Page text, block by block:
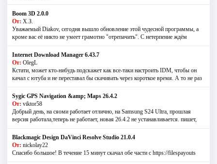
Boom 3D 2.0.0
От: Х.З.
Уважаемый Diakov, сегодня вышло обновление этой чудесной программы, а
кроме вас её никто не умеет грамотно "отрепачить". С нетерпение ждём
Internet Download Manager 6.43.7
От: OlegL
Кстати, может кто-нибудь подскажет как все-таки настроить IDM, чтобы он
качал с ютуба и не переставал бы скачивать через короткое время. А то не раз
Sygic GPS Navigation &amp; Maps 26.4.2
От: viktor58
Добрый день, на сяоми работает отлично, на Samsung S24 Ultra, прошлая
версия работала,теперь не работает, новая 26.4.2 не устанавливается. пишет,
Blackmagic Design DaVinci Resolve Studio 21.0.4
От: nickolay22
Спасибо большое! В течение 15 минут скачал обе части с https://filespayouts